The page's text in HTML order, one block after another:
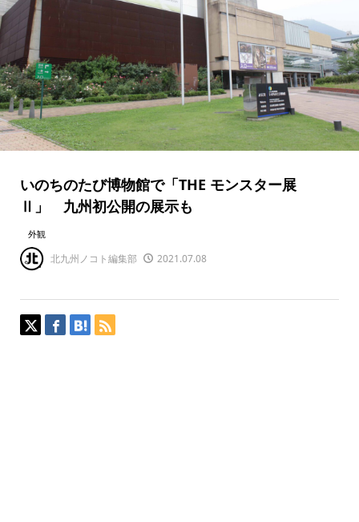
いのちのたび博物館で「THE モンスター展
Ⅱ」 九州初公開の展示も
外観
北九州ノコト編集部 2021.07.08